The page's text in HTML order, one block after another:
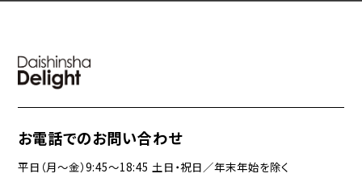
お電話でのお問い合わせ
平日（月〜金）9:45〜18:45 土日・祝日／年末年始を除く